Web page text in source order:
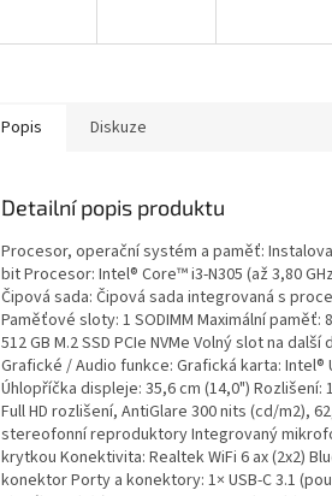
Popis Diskuze
Detailní popis produktu
Procesor, operační systém a paměť:
bit Procesor: Intel® Core™ i3-N305 (až 3,80
Čipová sada: Čipová sada integrovaná s
Paměťové sloty: 1 SODIMM Maximální paměť:
512 GB M.2 SSD PCIe NVMe Volný slot na
Grafické / Audio funkce: Grafická karta:
Úhlopříčka displeje: 35,6 cm (14,0") Rozlišení:
Full HD rozlišení, AntiGlare 300 nits (cd/m2),
stereofonní reproduktory Integrovaný
krytkou Konektivita: Realtek WiFi 6 ax (2x2)
konektor Porty a konektory: 1× USB-C 3.1